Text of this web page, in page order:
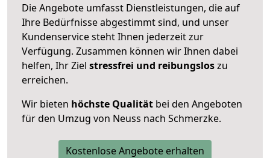
Die Angebote umfasst Dienstleistungen, die auf
Ihre Bedürfnisse abgestimmt sind, und unser
Kundenservice steht Ihnen jederzeit zur
Verfügung. Zusammen können wir Ihnen dabei
helfen, Ihr Ziel stressfrei und reibungsloszu
erreichen.
Wir bieten höchste Qualität bei den Angeboten
für den Umzug von Neuss nach Schmerzke.
Kostenlose Angebote erhalten